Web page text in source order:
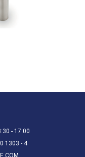
- 17:00
1303 - 4